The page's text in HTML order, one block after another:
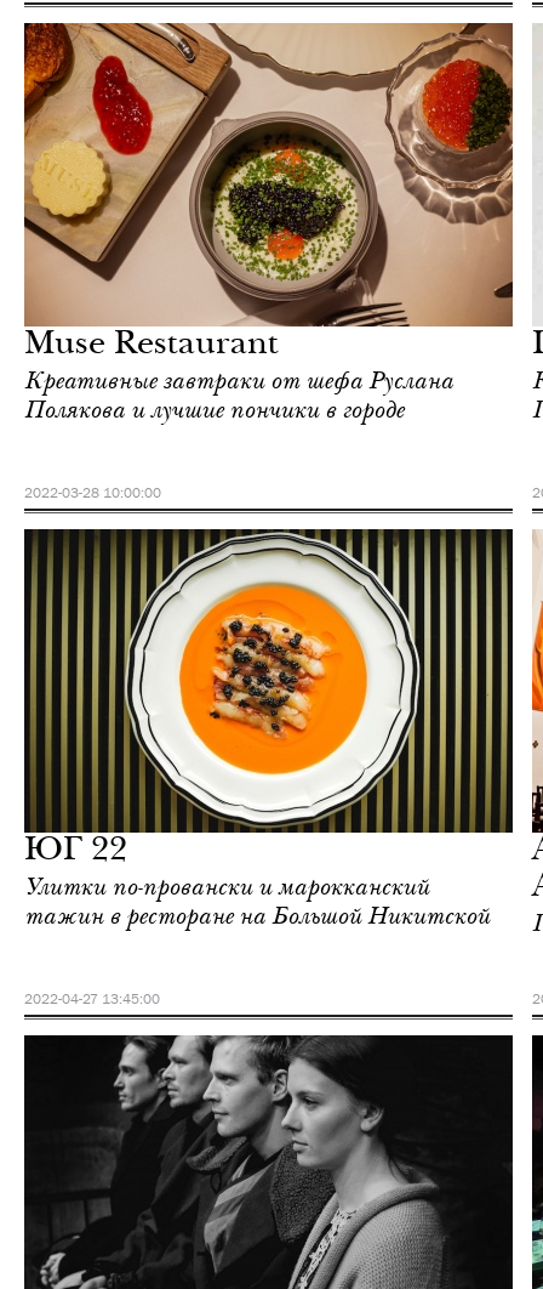
Muse Restaurant
Креативные завтраки от шефа Руслана
Полякова и лучшие пончики в городе
2022-03-28 10:00:00
ЮГ 22
Улитки по-провански и марокканский
тажин в ресторане на Большой Никитской
2022-04-27 13:45:00
среда